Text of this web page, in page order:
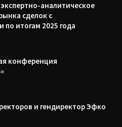
аналитическое
сделок с
по итогам 2025 года
конференция
и гендиректор Эфко